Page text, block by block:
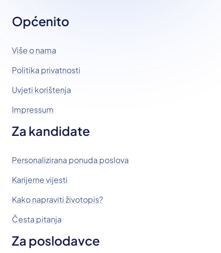
Općenito
Više o nama
Politika privatnosti
Uvjeti korištenja
Impressum
Za kandidate
Personalizirana ponuda poslova
Karijerne vijesti
Kako napraviti životopis?
Česta pitanja
Za poslodavce